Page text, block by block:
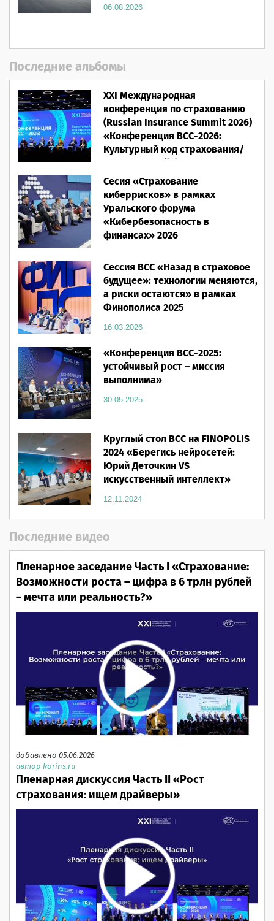
06.08.2026
Последние альбомы
XXI Международная
конференция по страхованию
(Russian Insurance Summit 2026)
«Конференция ВСС-2026:
Культурный код страхования/
Человеческий фактор»
28.05.2026
Сесия «Страхование
киберрисков» в рамках
Уральского форума
«Кибербезопасность в
финансах» 2026
Сессия ВСС «Назад в страховое
будущее»: технологии меняются,
а риски остаются» в рамках
Финополиса 2025
16.03.2026
«Конференция ВСС-2025:
устойчивый рост – миссия
выполнима»
30.05.2025
Круглый стол ВСС на FINOPOLIS
2024 «Берегись нейросетей:
Юрий Деточкин VS
искусственный интеллект»
12.11.2024
Последние видео
Пленарное заседание Часть I «Страхование:
Возможности роста – цифра в 6 трлн рублей
– мечта или реальность?»
добавлено 05.06.2026
автор korins.ru
Пленарная дискуссия Часть II «Рост
страхования: ищем драйверы»